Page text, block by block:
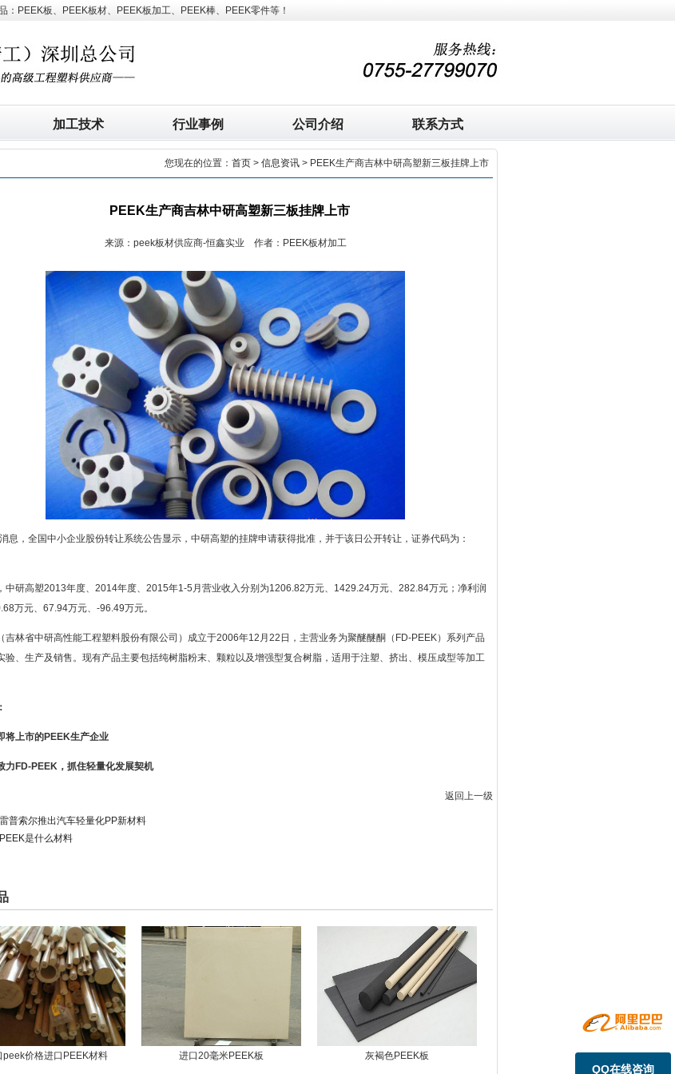
：PEEK板、PEEK板材、PEEK板加工、PEEK棒、PEEK零件等！
加工技术 行业事例 公司介绍 联系方式
您现在的位置： 首页 > 信息资讯 > PEEK生产商吉林中研高塑新三板挂牌上市
PEEK生产商吉林中研高塑新三板挂牌上市
来源：peek板材供应商-恒鑫实业 作者：PEEK板材加工
息，全国中小企业股份转让系统公告显示，中研高塑的挂牌申请获得批准，并于该日公开转让，证券代码为：
中研高塑2013年度、2014年度、2015年1-5月营业收入分别为1206.82万元、1429.24万元、282.84万元；净利润
万元、67.94万元、-96.49万元。
吉林省中研高性能工程塑料股份有限公司）成立于2006年12月22日，主营业务为聚醚醚酮（FD-PEEK）系列产品
验、生产及销售。现有产品主要包括纯树脂粉末、颗粒以及增强型复合树脂，适用于注塑、挤出、模压成型等加工
将上市的PEEK生产企业
力FD-PEEK，抓住轻量化发展契机
返回上一级
雷普索尔推出汽车轻量化PP新材料
PEEK是什么材料
peek价格进口PEEK材料 进口20毫米PEEK板 灰褐色PEEK板
QQ在线咨询